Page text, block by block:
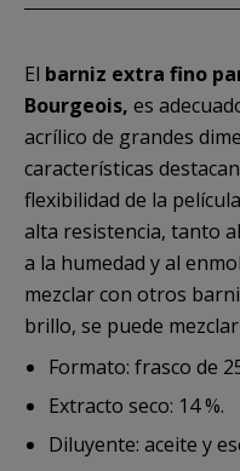
El barniz extra fino
Bourgeois, es
acrílico de grandes
características
flexibilidad de la
alta resistencia, tanto
a la humedad y al
mezclar con otros
brillo, se puede
Formato: frasco de
Extracto seco: 14 %.
Diluyente: aceite y